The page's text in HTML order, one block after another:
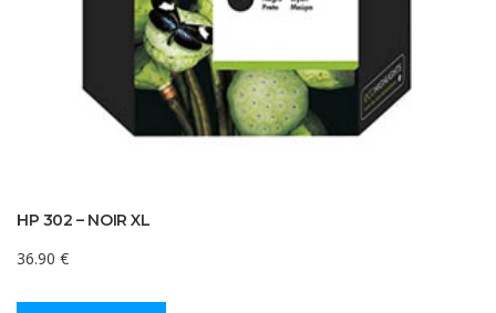
HP 302 – NOIR XL
36.90 €